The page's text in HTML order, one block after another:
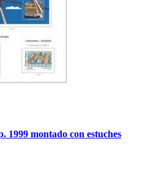
montado con estuches